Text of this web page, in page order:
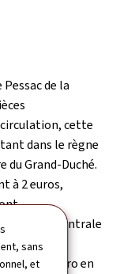
sans
et
de la
circulation, cette
dans le règne
du Grand-Duché.
à 2 euros,
Banque centrale
pièces
de l'euro en